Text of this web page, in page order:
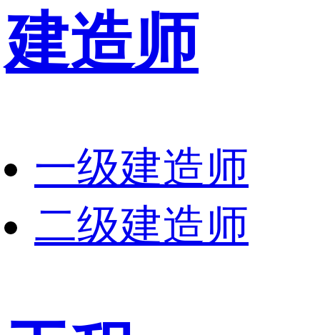
建造师
一级建造师
二级建造师